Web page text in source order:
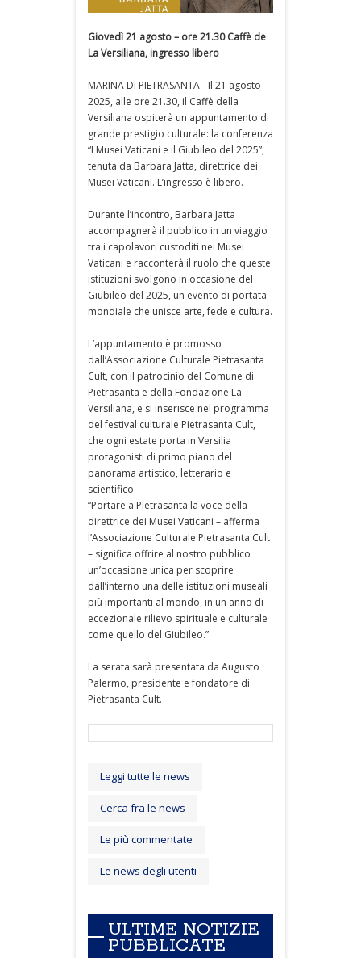
Giovedì 21 agosto – ore 21.30 Caffè de
La Versiliana, ingresso libero
MARINA DI PIETRASANTA - Il 21 agosto
2025, alle ore 21.30, il Caffè della
Versiliana ospiterà un appuntamento di
grande prestigio culturale: la conferenza
“I Musei Vaticani e il Giubileo del 2025”,
tenuta da Barbara Jatta, direttrice dei
Musei Vaticani. L’ingresso è libero.
Durante l’incontro, Barbara Jatta
accompagnerà il pubblico in un viaggio
tra i capolavori custoditi nei Musei
Vaticani e racconterà il ruolo che queste
istituzioni svolgono in occasione del
Giubileo del 2025, un evento di portata
mondiale che unisce arte, fede e cultura.
L’appuntamento è promosso
dall’Associazione Culturale Pietrasanta
Cult, con il patrocinio del Comune di
Pietrasanta e della Fondazione La
Versiliana, e si inserisce nel programma
del festival culturale Pietrasanta Cult,
che ogni estate porta in Versilia
protagonisti di primo piano del
panorama artistico, letterario e
scientifico.
“Portare a Pietrasanta la voce della
direttrice dei Musei Vaticani – afferma
l’Associazione Culturale Pietrasanta Cult
– significa offrire al nostro pubblico
un’occasione unica per scoprire
dall’interno una delle istituzioni museali
più importanti al mondo, in un anno di
eccezionale rilievo spirituale e culturale
come quello del Giubileo.”
La serata sarà presentata da Augusto
Palermo, presidente e fondatore di
Pietrasanta Cult.
Leggi tutte le news
Cerca fra le news
Le più commentate
Le news degli utenti
ULTIME NOTIZIE
PUBBLICATE